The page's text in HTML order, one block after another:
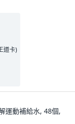
道卡)
運動補給水, 48個,